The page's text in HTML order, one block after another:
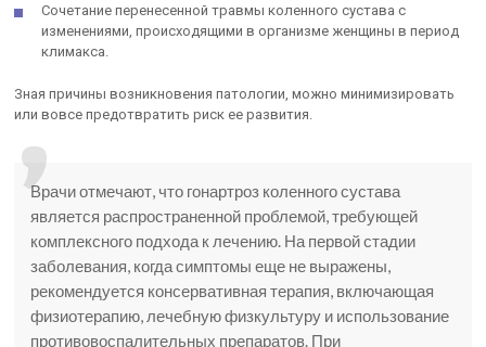
Сочетание перенесенной травмы коленного сустава с
изменениями, происходящими в организме женщины в период
климакса.
Зная причины возникновения патологии, можно минимизировать
или вовсе предотвратить риск ее развития.
Врачи отмечают, что гонартроз коленного сустава
является распространенной проблемой, требующей
комплексного подхода к лечению. На первой стадии
заболевания, когда симптомы еще не выражены,
рекомендуется консервативная терапия, включающая
физиотерапию, лечебную физкультуру и использование
противовоспалительных препаратов. При